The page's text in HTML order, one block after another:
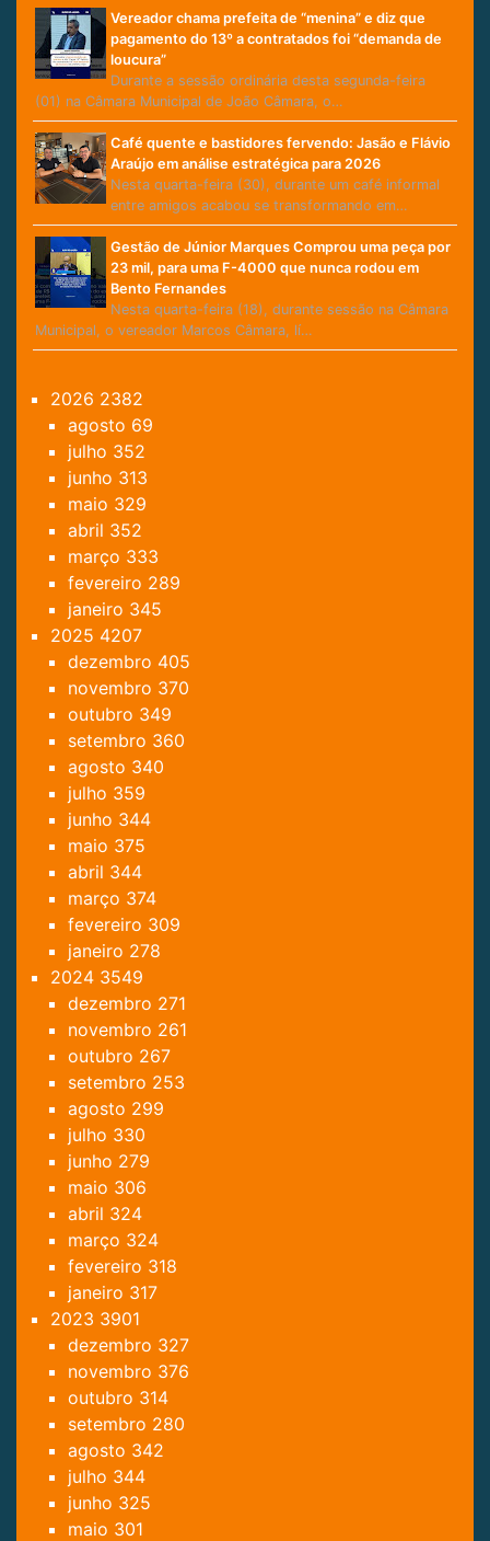
Vereador chama prefeita de “menina” e diz que
pagamento do 13º a contratados foi “demanda de
loucura”
Durante a sessão ordinária desta segunda-feira
(01) na Câmara Municipal de João Câmara, o…
Café quente e bastidores fervendo: Jasão e Flávio
Araújo em análise estratégica para 2026
Nesta quarta-feira (30), durante um café informal
entre amigos acabou se transformando em…
Gestão de Júnior Marques Comprou uma peça por
23 mil, para uma F-4000 que nunca rodou em
Bento Fernandes
Nesta quarta-feira (18), durante sessão na Câmara
Municipal, o vereador Marcos Câmara, lí…
2026 2382
agosto 69
julho 352
junho 313
maio 329
abril 352
março 333
fevereiro 289
janeiro 345
2025 4207
dezembro 405
novembro 370
outubro 349
setembro 360
agosto 340
julho 359
junho 344
maio 375
abril 344
março 374
fevereiro 309
janeiro 278
2024 3549
dezembro 271
novembro 261
outubro 267
setembro 253
agosto 299
julho 330
junho 279
maio 306
abril 324
março 324
fevereiro 318
janeiro 317
2023 3901
dezembro 327
novembro 376
outubro 314
setembro 280
agosto 342
julho 344
junho 325
maio 301